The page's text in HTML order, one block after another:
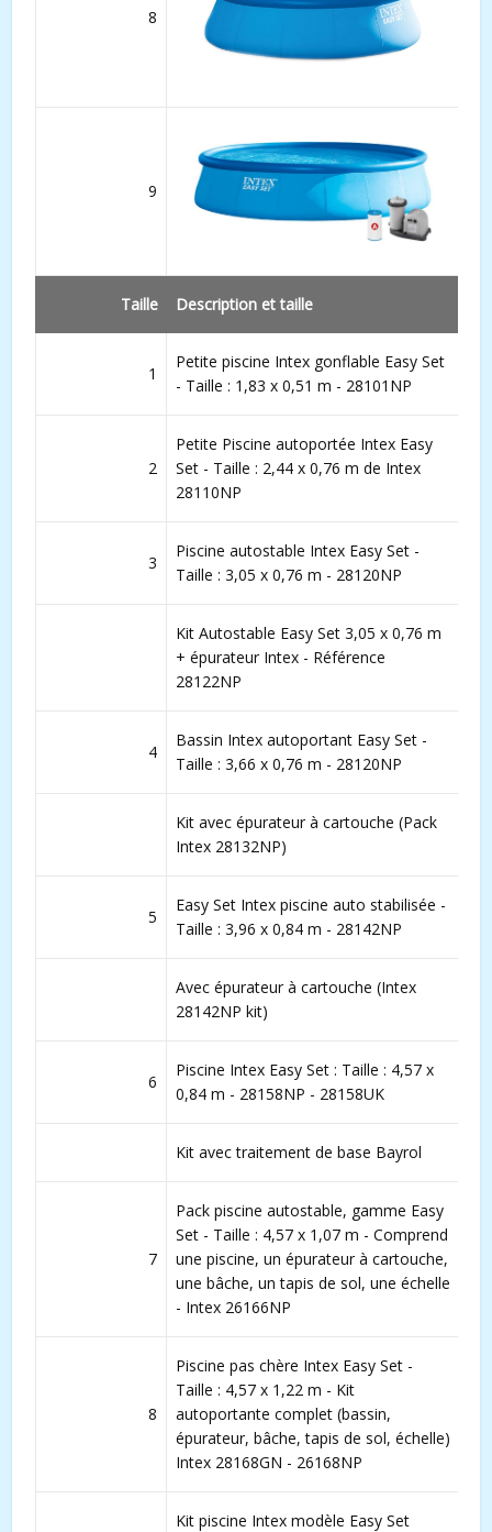
8
9
Taille Description et taille
1
Petite piscine Intex gonflable Easy Set
- Taille : 1,83 x 0,51 m - 28101NP
2
Petite Piscine autoportée Intex Easy
Set - Taille : 2,44 x 0,76 m de Intex
28110NP
3
Piscine autostable Intex Easy Set -
Taille : 3,05 x 0,76 m - 28120NP
Kit Autostable Easy Set 3,05 x 0,76 m
+ épurateur Intex - Référence
28122NP
4
Bassin Intex autoportant Easy Set -
Taille : 3,66 x 0,76 m - 28120NP
Kit avec épurateur à cartouche (Pack
Intex 28132NP)
5
Easy Set Intex piscine auto stabilisée -
Taille : 3,96 x 0,84 m - 28142NP
Avec épurateur à cartouche (Intex
28142NP kit)
6
Piscine Intex Easy Set : Taille : 4,57 x
0,84 m - 28158NP - 28158UK
Kit avec traitement de base Bayrol
7
Pack piscine autostable, gamme Easy
Set - Taille : 4,57 x 1,07 m - Comprend
une piscine, un épurateur à cartouche,
une bâche, un tapis de sol, une échelle
- Intex 26166NP
8
Piscine pas chère Intex Easy Set -
Taille : 4,57 x 1,22 m - Kit
autoportante complet (bassin,
épurateur, bâche, tapis de sol, échelle)
Intex 28168GN - 26168NP
Kit piscine Intex modèle Easy Set